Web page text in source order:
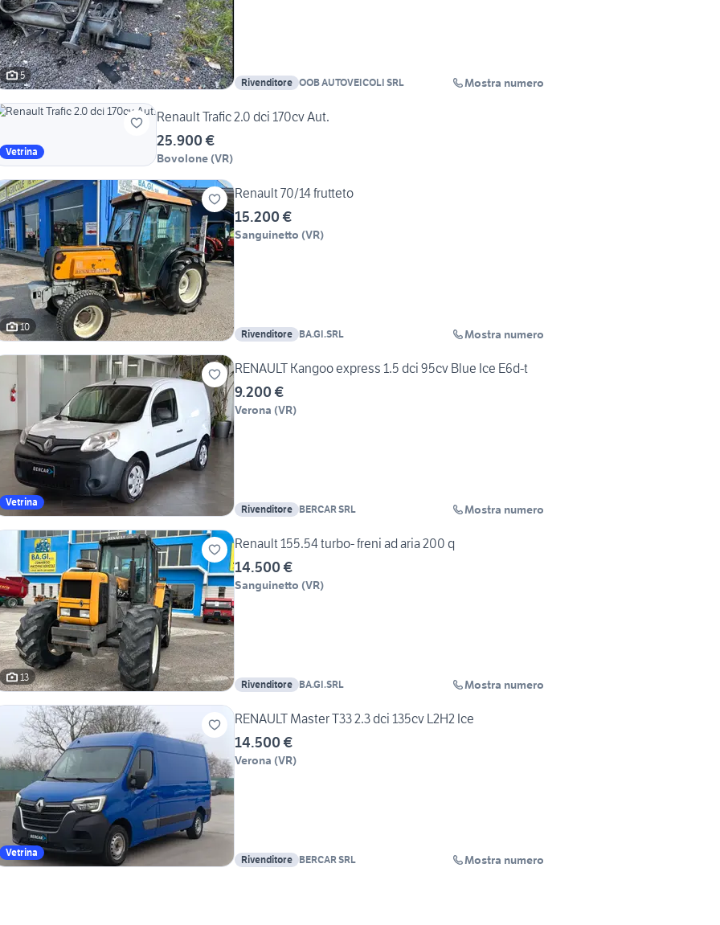
5
Rivenditore OOB AUTOVEICOLI SRL Mostra numero
Vetrina
Renault Trafic 2.0 dci 170cv Aut.
25.900 €
Bovolone (VR)
10
Renault 70/14 frutteto
15.200 €
Sanguinetto (VR)
Rivenditore BA.GI.SRL Mostra numero
Vetrina
RENAULT Kangoo express 1.5 dci 95cv Blue Ice E6d-t
9.200 €
Verona (VR)
Rivenditore BERCAR SRL Mostra numero
13
Renault 155.54 turbo- freni ad aria 200 q
14.500 €
Sanguinetto (VR)
Rivenditore BA.GI.SRL Mostra numero
Vetrina
RENAULT Master T33 2.3 dci 135cv L2H2 Ice
14.500 €
Verona (VR)
Rivenditore BERCAR SRL Mostra numero